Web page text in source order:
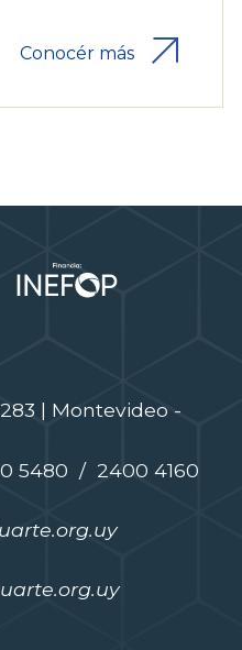
Conocér más
| Montevideo -
5480 / 2400 4160